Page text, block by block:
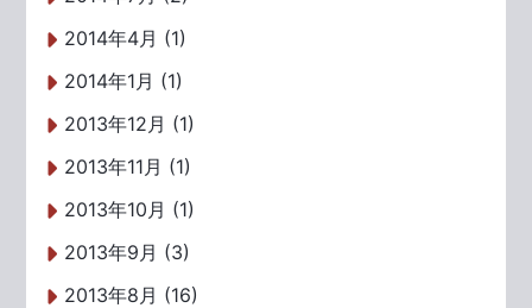
2014年4月 (1)
2014年1月 (1)
2013年12月 (1)
2013年11月 (1)
2013年10月 (1)
2013年9月 (3)
2013年8月 (16)